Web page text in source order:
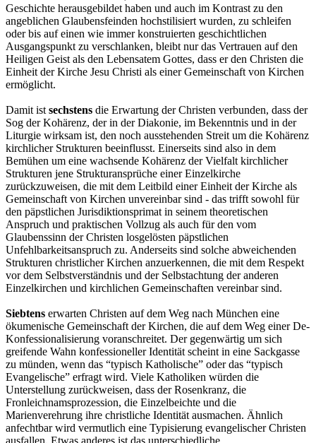
Geschichte herausgebildet haben und auch im Kontrast zu den
angeblichen Glaubensfeinden hochstilisiert wurden, zu schleifen
oder bis auf einen wie immer konstruierten geschichtlichen
Ausgangspunkt zu verschlanken, bleibt nur das Vertrauen auf den
Heiligen Geist als den Lebensatem Gottes, dass er den Christen die
Einheit der Kirche Jesu Christi als einer Gemeinschaft von Kirchen
ermöglicht.
Damit ist sechstens die Erwartung der Christen verbunden, dass der
Sog der Kohärenz, der in der Diakonie, im Bekenntnis und in der
Liturgie wirksam ist, den noch ausstehenden Streit um die Kohärenz
kirchlicher Strukturen beeinflusst. Einerseits sind also in dem
Bemühen um eine wachsende Kohärenz der Vielfalt kirchlicher
Strukturen jene Strukturansprüche einer Einzelkirche
zurückzuweisen, die mit dem Leitbild einer Einheit der Kirche als
Gemeinschaft von Kirchen unvereinbar sind - das trifft sowohl für
den päpstlichen Jurisdiktionsprimat in seinem theoretischen
Anspruch und praktischen Vollzug als auch für den vom
Glaubenssinn der Christen losgelösten päpstlichen
Unfehlbarkeitsanspruch zu. Anderseits sind solche abweichenden
Strukturen christlicher Kirchen anzuerkennen, die mit dem Respekt
vor dem Selbstverständnis und der Selbstachtung der anderen
Einzelkirchen und kirchlichen Gemeinschaften vereinbar sind.
Siebtens erwarten Christen auf dem Weg nach München eine
ökumenische Gemeinschaft der Kirchen, die auf dem Weg einer De-
Konfessionalisierung voranschreitet. Der gegenwärtig um sich
greifende Wahn konfessioneller Identität scheint in eine Sackgasse
zu münden, wenn das “typisch Katholische” oder das “typisch
Evangelische” erfragt wird. Viele Katholiken würden die
Unterstellung zurückweisen, dass der Rosenkranz, die
Fronleichnamsprozession, die Einzelbeichte und die
Marienverehrung ihre christliche Identität ausmachen. Ähnlich
anfechtbar wird vermutlich eine Typisierung evangelischer Christen
ausfallen. Etwas anderes ist das unterschiedliche